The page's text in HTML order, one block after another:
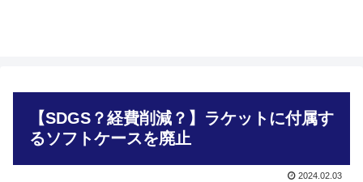
【SDGS？経費削減？】ラケットに付属す
るソフトケースを廃止
2024.02.03